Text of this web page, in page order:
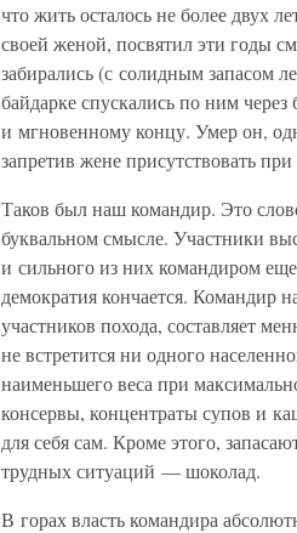
что жить осталось не более двух
своей женой, посвятил эти годы
забирались (с солидным запасом
байдарке спускались по ним
и мгновенному концу. Умер он,
запретив жене присутствовать
Таков был наш командир. Это
буквальном смысле. Участники
и сильного из них командиром
демократия кончается. Командир
участников похода, составляет
не встретится ни одного
наименьшего веса при
консервы, концентраты супов и
для себя сам. Кроме этого,
трудных ситуаций — шоколад.
В горах власть командира